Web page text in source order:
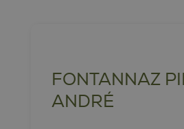
FONTANNAZ
ANDRÉ